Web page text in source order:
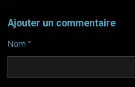
Ajouter un commentaire
Nom *